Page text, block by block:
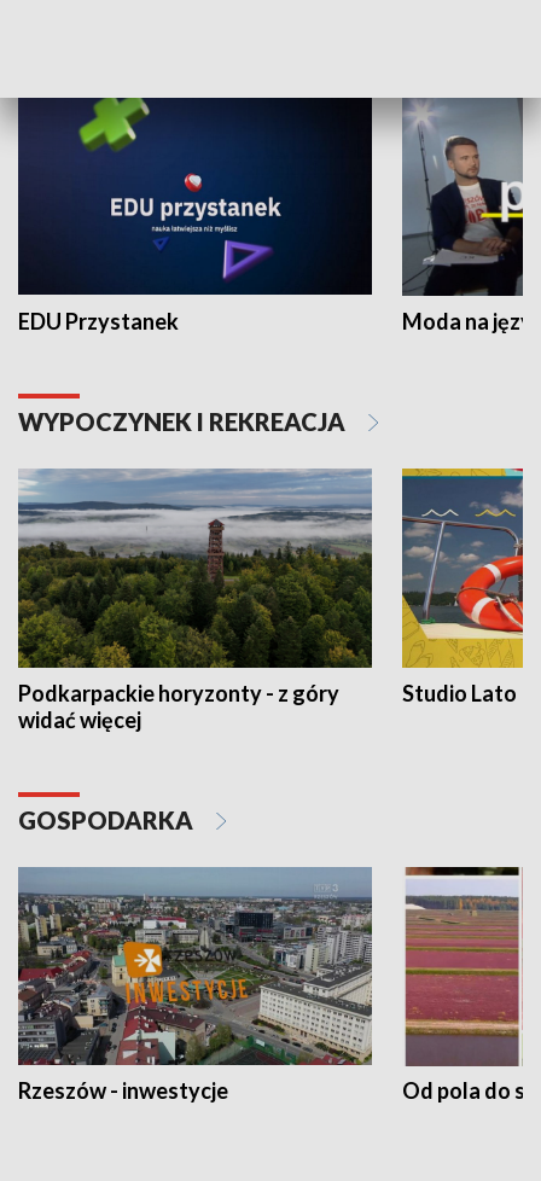
EDU Przystanek Moda na
WYPOCZYNEK I REKREACJA
Podkarpackie horyzonty - z góry
widać więcej
Studio Lato
GOSPODARKA
Rzeszów - inwestycje Od pola do